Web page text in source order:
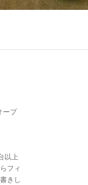
ープ
以上
フィ
きし